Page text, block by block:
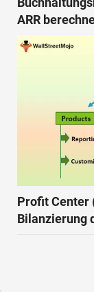
ARR
Profit Center
Bilanzierung